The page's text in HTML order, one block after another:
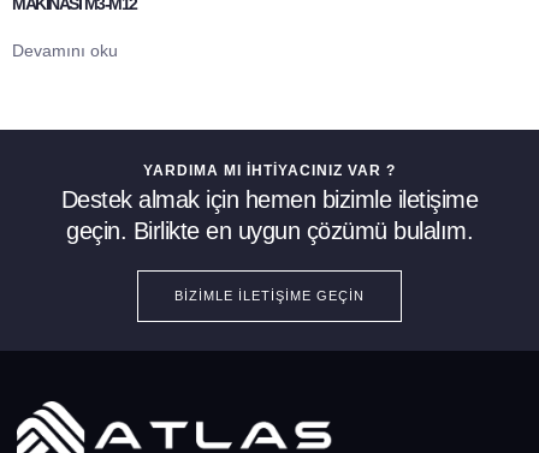
Devamını oku
YARDIMA MI İHTIYACINIZ VAR ?
Destek almak için hemen bizimle iletişime
geçin. Birlikte en uygun çözümü bulalım.
BIZIMLE İLETIŞIME GEÇIN